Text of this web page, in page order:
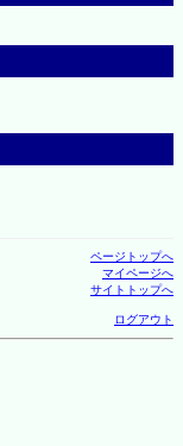
ページトップへ
マイページへ
サイトトップへ
ログアウト